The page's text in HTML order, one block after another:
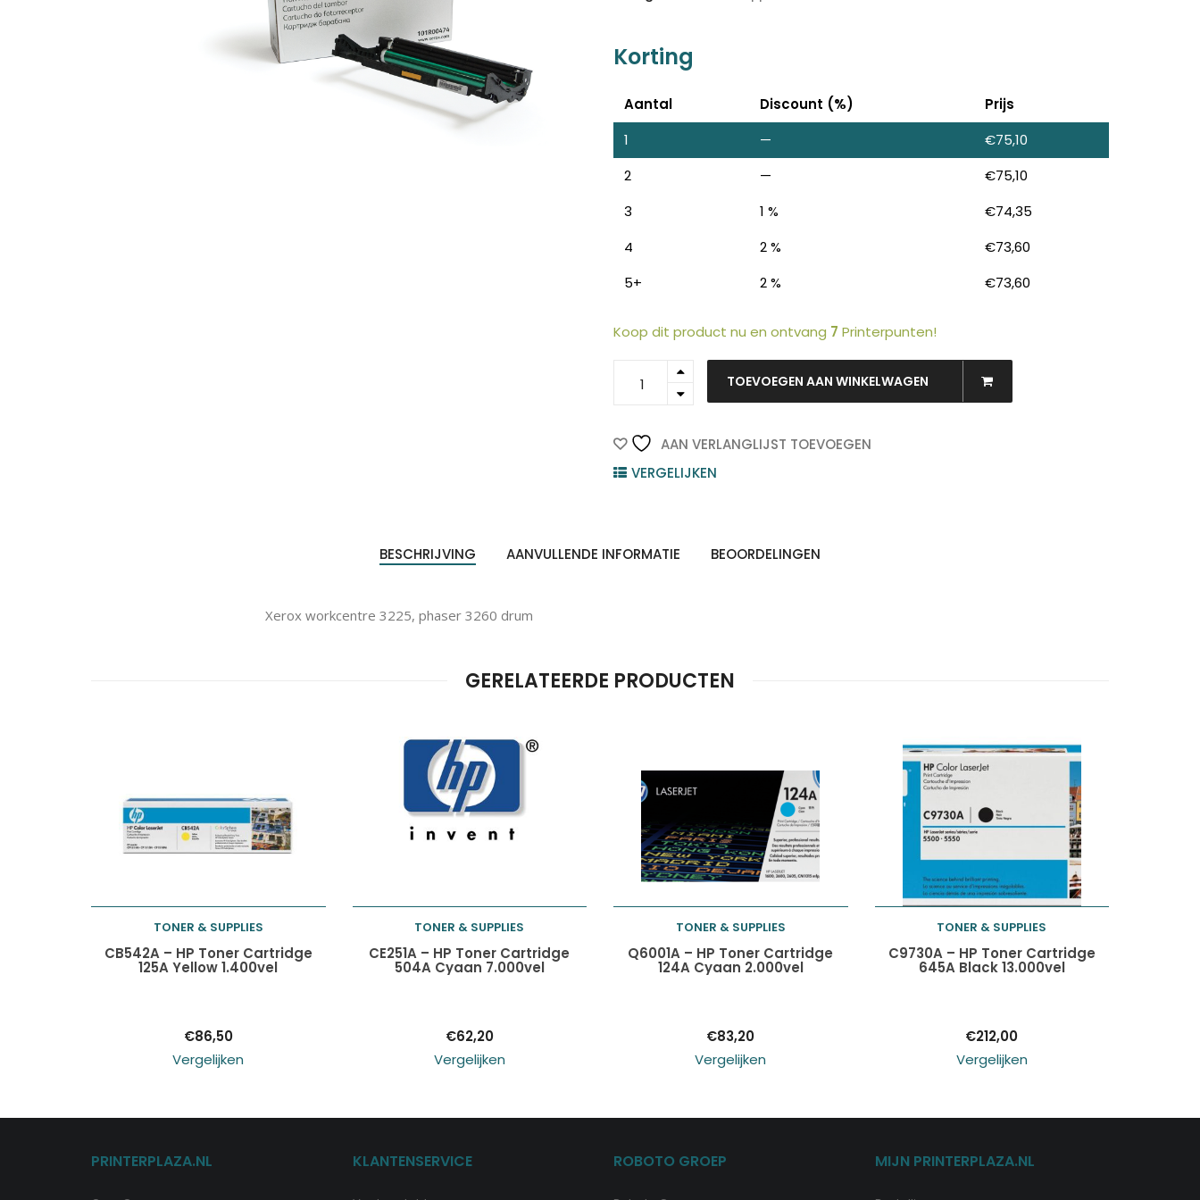
Korting
Aantal Discount (%)
Prijs
1
— €75,10
2
— €75,10
3
1 % €74,35
4
2 % €73,60
5+
2 % €73,60
Koop dit product nu en ontvang 7 Printerpunten!
101R00474
Black
1st
TOEVOEGEN AAN WINKELWAGEN
AAN VERLANGLIJST TOEVOEGEN
VERGELIJKEN
BESCHRIJVING AANVULLENDE INFORMATIE BEOORDELINGEN
Xerox workcentre 3225, phaser 3260 drum
GERELATEERDE PRODUCTEN
Toevoegen aan
TONER & SUPPLIES
CB542A – HP Toner Cartridge
125A Yellow 1.400vel
€86,50
Vergelijken
Toevoegen aan
TONER & SUPPLIES
CE251A – HP Toner Cartridge
504A Cyaan 7.000vel
€62,20
Vergelijken
Toevoegen aan
TONER & SUPPLIES
Q6001A – HP Toner Cartridge
124A Cyaan 2.000vel
€83,20
Vergelijken
Toevoegen aan
TONER & SUPPLIES
C9730A – HP Toner Cartridge
645A Black 13.000vel
€212,00
Vergelijken
PRINTERPLAZA.NL KLANTENSERVICE ROBOTO GROEP MIJN PRINTERPLAZA.NL